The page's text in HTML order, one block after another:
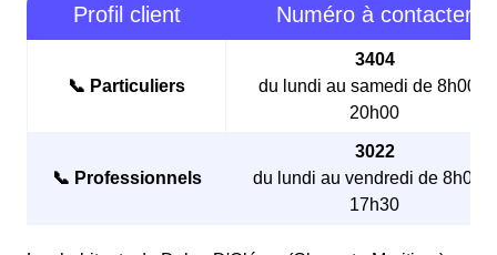
Profil client Numéro à contacter
📞 Particuliers
3404
du lundi au samedi de 8h00 à
20h00
📞 Professionnels
3022
du lundi au vendredi de 8h00 à
17h30